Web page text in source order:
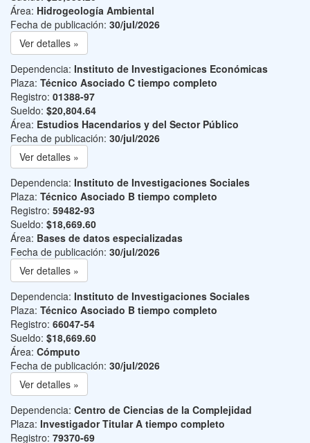
Área: Hidrogeología Ambiental
Fecha de publicación: 30/jul/2026
Ver detalles »
Dependencia: Instituto de Investigaciones Económicas
Plaza: Técnico Asociado C tiempo completo
Registro: 01388-97
Sueldo: $20,804.64
Área: Estudios Hacendarios y del Sector Público
Fecha de publicación: 30/jul/2026
Ver detalles »
Dependencia: Instituto de Investigaciones Sociales
Plaza: Técnico Asociado B tiempo completo
Registro: 59482-93
Sueldo: $18,669.60
Área: Bases de datos especializadas
Fecha de publicación: 30/jul/2026
Ver detalles »
Dependencia: Instituto de Investigaciones Sociales
Plaza: Técnico Asociado B tiempo completo
Registro: 66047-54
Sueldo: $18,669.60
Área: Cómputo
Fecha de publicación: 30/jul/2026
Ver detalles »
Dependencia: Centro de Ciencias de la Complejidad
Plaza: Investigador Titular A tiempo completo
Registro: 79370-69